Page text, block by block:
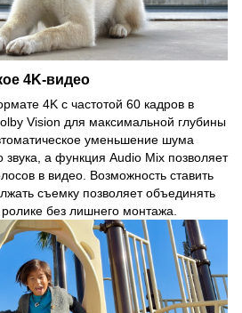
4K-видео
4K с частотой 60 кадров в
Vision для максимальной глубины
уменьшение шума
звука, а функция Audio Mix позволяет
в видео. Возможность ставить
съемку позволяет объединять
без лишнего монтажа.